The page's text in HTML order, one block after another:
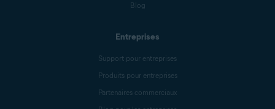
Blog
Entreprises
Support pour entreprises
Produits pour entreprises
Partenaires commerciaux